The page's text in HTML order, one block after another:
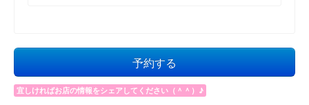
予約する
宜しければお店の情報をシェアしてください（＾＾）♪